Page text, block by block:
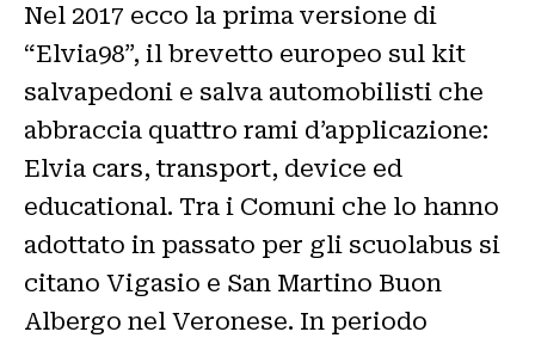
Nel 2017 ecco la prima versione di
“Elvia98”, il brevetto europeo sul kit
salvapedoni e salva automobilisti che
abbraccia quattro rami d’applicazione:
Elvia cars, transport, device ed
educational. Tra i Comuni che lo hanno
adottato in passato per gli scuolabus si
citano Vigasio e San Martino Buon
Albergo nel Veronese. In periodo